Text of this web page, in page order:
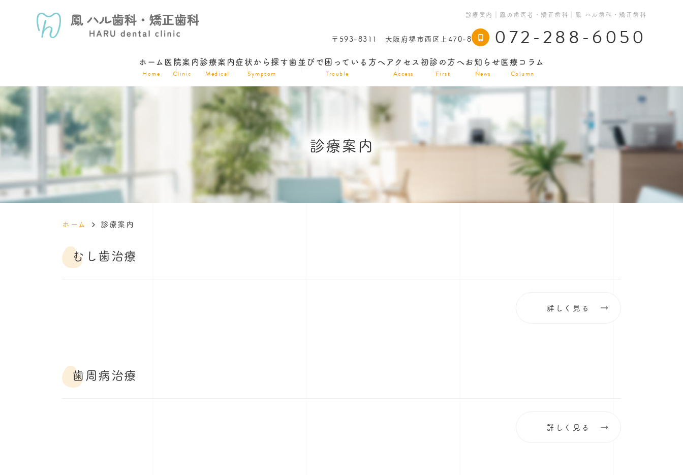
診療案内｜鳳の歯医者・矯正歯科｜鳳 ハル歯科・矯正歯科
〒593-8311 大阪府堺市西区上470-8 072-288-6050
ホーム
Home
医院案内
Clinic
診療案内
Medical
症状から探す
Symptom
歯並びで困っている方へ
Trouble
アクセス
Access
初診の方へ
First
お知らせ
News
医療コラム
Column
診療案内
ホーム 診療案内
むし歯治療
詳しく見る
歯周病治療
詳しく見る